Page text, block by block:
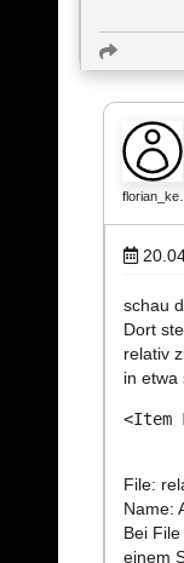
florian_ke…
schau
Dort
relativ
in etwa
<Item
File:
Name:
Bei
einem